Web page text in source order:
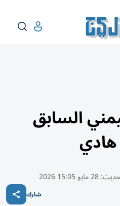
السابق
28 مايو 15:05 2026
شارك